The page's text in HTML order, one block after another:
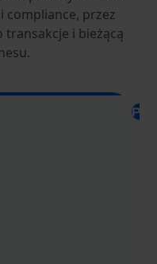
compliance, przez
i bieżącą